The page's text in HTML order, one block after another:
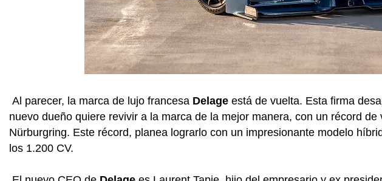
Al parecer, la marca de lujo francesa Delage está de vuelta. Esta firma
nuevo dueño quiere revivir a la marca de la mejor manera, con un récord de
Nürburgring. Este récord, planea lograrlo con un impresionante modelo
los 1.200 CV.